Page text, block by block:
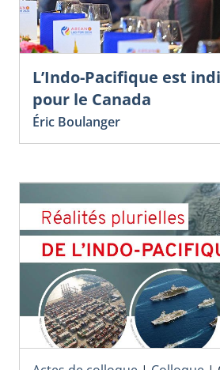
L’Indo-Pacifique est
pour le Canada
Éric Boulanger